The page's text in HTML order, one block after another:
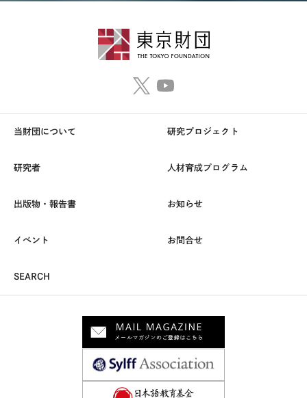
当財団について 研究プロジェクト
研究者 人材育成プログラム
出版物・報告書 お知らせ
イベント お問合せ
SEARCH